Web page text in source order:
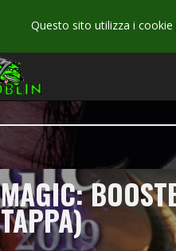
Questo sito utilizza i
MAGIC:
TAPPA)